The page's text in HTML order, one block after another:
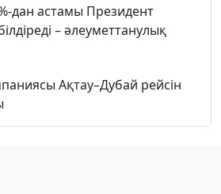
дан астамы Президент
– әлеуметтанулық
Ақтау–Дубай рейсін